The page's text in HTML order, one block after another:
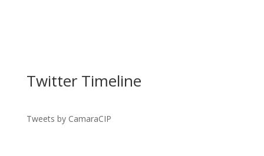
Twitter Timeline
Tweets by CamaraCIP
Twitter